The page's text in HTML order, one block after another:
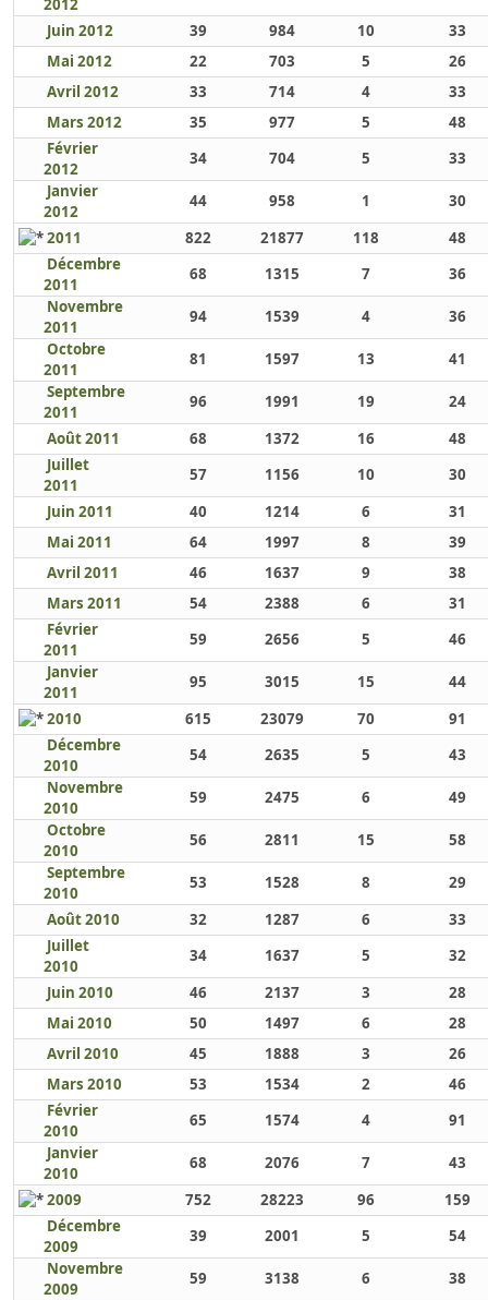
2012
Juin 2012
39 984 10
33
Mai 2012
22 703 5
26
Avril 2012
33 714 4
33
Mars 2012
35 977 5
48
Février
2012
34 704 5
33
Janvier
2012
44 958 1
30
2011
822 21877 118
48
Décembre
2011
68 1315 7
36
Novembre
2011
94 1539 4
36
Octobre
2011
81 1597 13
41
Septembre
2011
96 1991 19
24
Août 2011
68 1372 16
48
Juillet
2011
57 1156 10
30
Juin 2011
40 1214 6
31
Mai 2011
64 1997 8
39
Avril 2011
46 1637 9
38
Mars 2011
54 2388 6
31
Février
2011
59 2656 5
46
Janvier
2011
95 3015 15
44
2010
615 23079 70
91
Décembre
2010
54 2635 5
43
Novembre
2010
59 2475 6
49
Octobre
2010
56 2811 15
58
Septembre
2010
53 1528 8
29
Août 2010
32 1287 6
33
Juillet
2010
34 1637 5
32
Juin 2010
46 2137 3
28
Mai 2010
50 1497 6
28
Avril 2010
45 1888 3
26
Mars 2010
53 1534 2
46
Février
2010
65 1574 4
91
Janvier
2010
68 2076 7
43
2009
752 28223 96
159
Décembre
2009
39 2001 5
54
Novembre
2009
59 3138 6
38